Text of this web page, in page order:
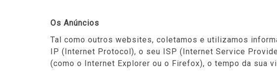
Os Anúncios
Tal como outros websites, coletamos e utilizamos
IP (Internet Protocol), o seu ISP (Internet Service
(como o Internet Explorer ou o Firefox), o tempo da sua